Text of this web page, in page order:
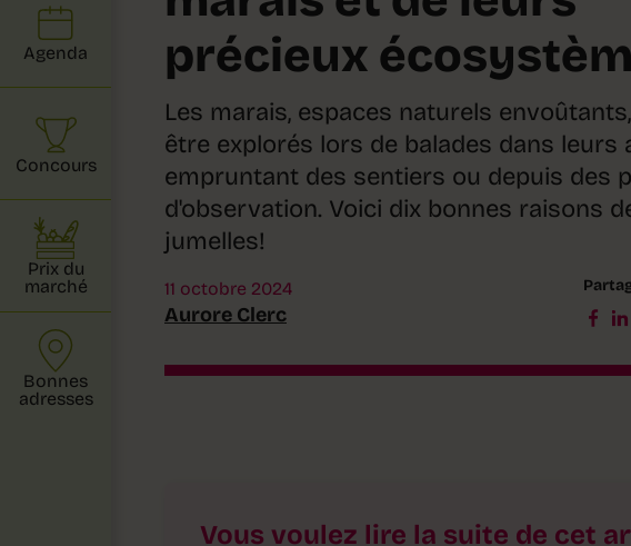
précieux
Les marais, espaces naturels
être explorés lors de balades dans leurs
empruntant des sentiers ou depuis des
d'observation. Voici dix bonnes raisons
jumelles!
11 octobre 2024
Aurore Clerc
Vous voulez lire la suite de cet
Agenda
Concours
Prix du
marché
Bonnes
adresses